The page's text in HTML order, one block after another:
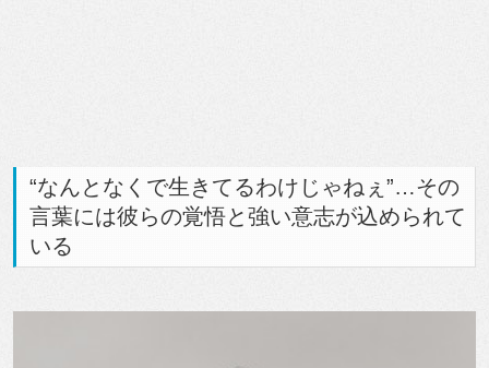
“なんとなくで生きてるわけじゃねぇ”…その
言葉には彼らの覚悟と強い意志が込められて
いる